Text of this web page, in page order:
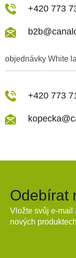
objednávky White
+420 773
+420 773
Odebírat
Vložte svůj e-mail
nových